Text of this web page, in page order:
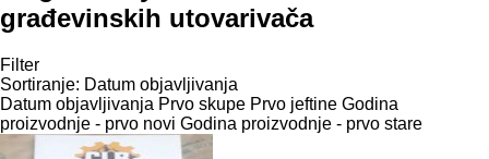
građevinskih utovarivača
Filter
Sortiranje: Datum objavljivanja
Datum objavljivanja Prvo skupe Prvo jeftine Godina
proizvodnje - prvo novi Godina proizvodnje - prvo stare